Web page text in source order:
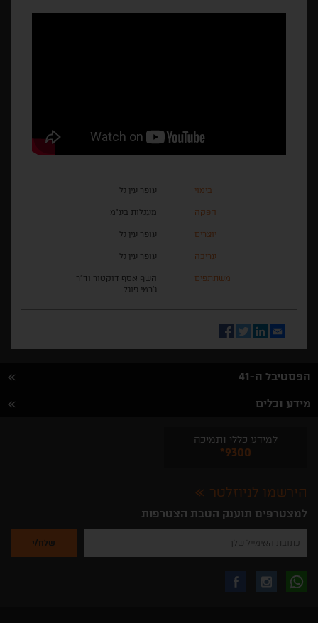
בימוי עופר עין גל
הפקה מעגלות בע״מ
יוצרים עופר עין גל
עריכה עופר עין גל
משתתפים
השף אסף דוקטור וד"ר
ג׳רמי פוגל
Email
LinkedIn
Twitter
Facebook
הפסטיבל ה-41
מידע וכלים
למידע כללי ותמיכה
*9300
הירשמו לניוזלטר
למצטרפים תוענק הטבת הצטרפות
להזין
שלך
לקבלת עקבו